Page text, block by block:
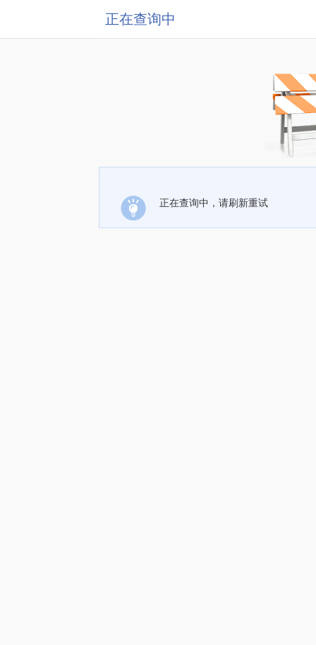
正在查询中
正在查询中，请刷新重试